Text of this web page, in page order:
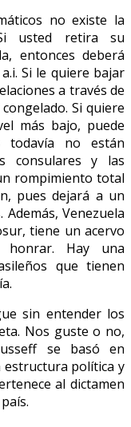
no existe la
usted retira su
entonces deberá
Si le quiere bajar
a través de
Si quiere
más bajo, puede
todavía no están
consulares y las
rompimiento total
pues dejará a un
Venezuela
tiene un acervo
honrar. Hay una
que tienen
sin entender los
Nos guste o no,
se basó en
estructura política y
al dictamen